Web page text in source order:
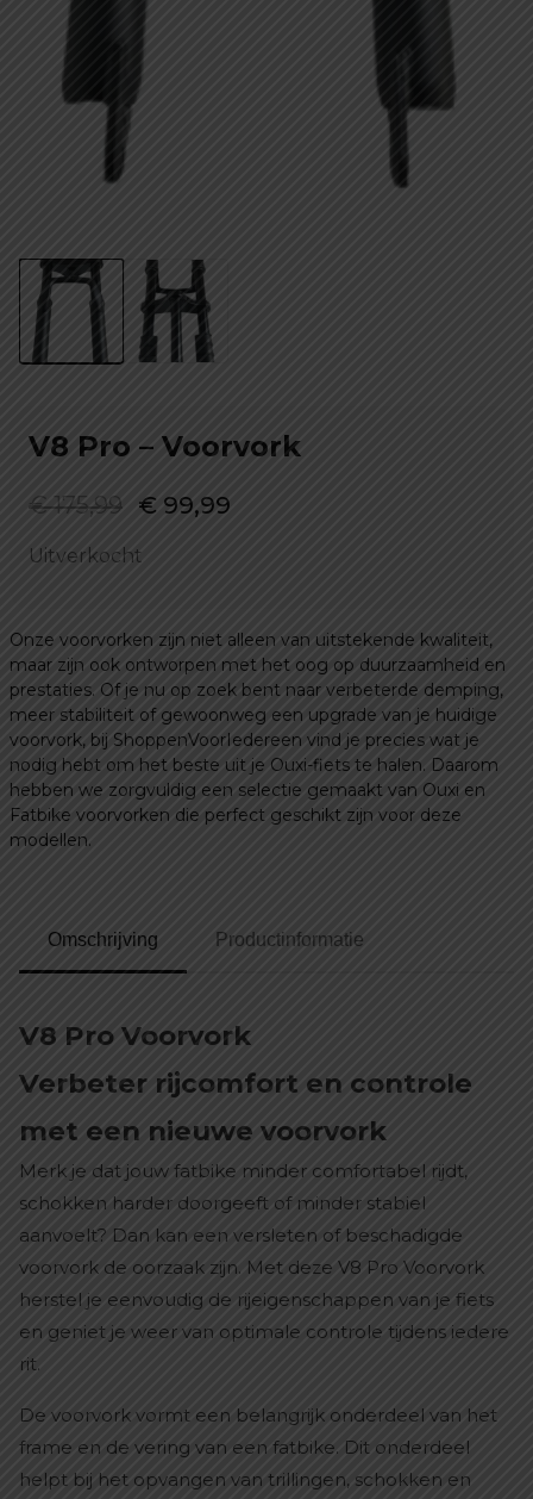
V8 Pro – Voorvork
€175,99 Oorspronkelijke
€ 99,99
Uitverkocht
Onze voorvorken zijn niet alleen van uitstekende kwaliteit,
maar zijn ook ontworpen met het oog op duurzaamheid en
prestaties. Of je nu op zoek bent naar verbeterde demping,
meer stabiliteit of gewoonweg een upgrade van je huidige
voorvork, bij ShoppenVoorIedereen vind je precies wat je
nodig hebt om het beste uit je Ouxi-fiets te halen. Daarom
hebben we zorgvuldig een selectie gemaakt van Ouxi en
Fatbike voorvorken die perfect geschikt zijn voor deze
modellen.
Omschrijving Productinformatie
V8 Pro Voorvork
Verbeter rijcomfort en controle
met een nieuwe voorvork
Merk je dat jouw fatbike minder comfortabel rijdt,
schokken harder doorgeeft of minder stabiel
aanvoelt? Dan kan een versleten of beschadigde
voorvork de oorzaak zijn. Met deze V8 Pro Voorvork
herstel je eenvoudig de rijeigenschappen van je fiets
en geniet je weer van optimale controle tijdens iedere
rit.
De voorvork vormt een belangrijk onderdeel van het
frame en de vering van een fatbike. Dit onderdeel
helpt bij het opvangen van trillingen, schokken en